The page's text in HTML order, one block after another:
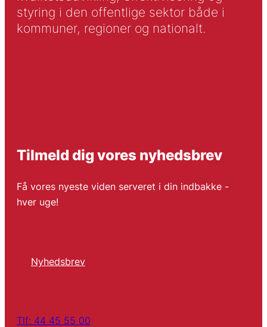
styring i den offentlige sektor både i
kommuner, regioner og nationalt.
Tilmeld dig vores nyhedsbrev
Få vores nyeste viden serveret i din indbakke -
hver uge!
Nyhedsbrev
Tlf: 44 45 55 00